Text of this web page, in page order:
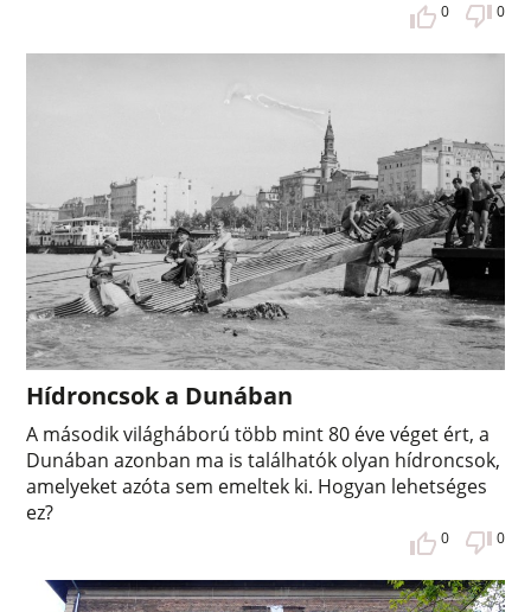
0 0
Hídroncsok a Dunában
A második világháború több mint 80 éve véget ért, a
Dunában azonban ma is találhatók olyan hídroncsok,
amelyeket azóta sem emeltek ki. Hogyan lehetséges
ez?
0 0